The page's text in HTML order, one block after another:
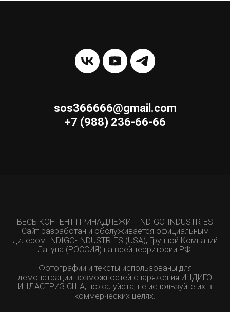
sos366666@gmail.com
+7 (988) 236-66-66
ВЕСЬ КОНТЕНТ ПРИНАДЛЕЖИТ INDIGO-INDUSTRIES
Сайт разработан и обслуживается официальным
дилером INDIGO-INDUSTRIES (USA), Группой Компаний
Лагуна (РОССИЯ) на всей территории РФ.
Фотографии и тексты использованы для
демонстрации возможностей снаряжения ИНДИГО
ИНДАСТРИЗ США, пожалуйста, не используйте их в
коммерческих целях.